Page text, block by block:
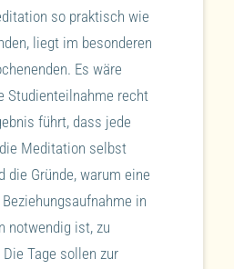
so praktisch wie
liegt im besonderen
Es wäre
Studienteilnahme recht
führt, dass jede
Meditation selbst
die Gründe, warum eine
in
notwendig ist, zu
Tage sollen zur